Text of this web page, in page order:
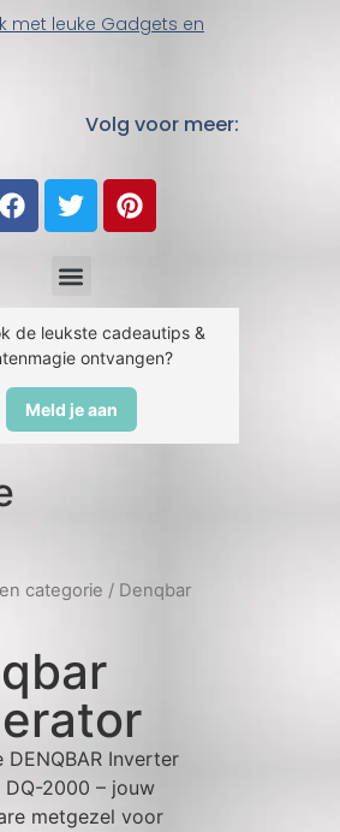
met leuke Gadgets en
Volg voor meer:
de leukste cadeautips &
ontvangen?
Meld je aan
categorie / Denqbar
DENQBAR Inverter
DQ-2000 – jouw
metgezel voor